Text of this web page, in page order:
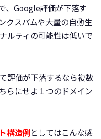
、Google評価が下落す
クスパムや大量の自動生
ルティの可能性は低いで
評価が下落するなら複数
らにせよ１つのドメイン
構造例としてはこんな感